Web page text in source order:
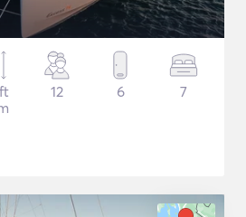
12 6 7